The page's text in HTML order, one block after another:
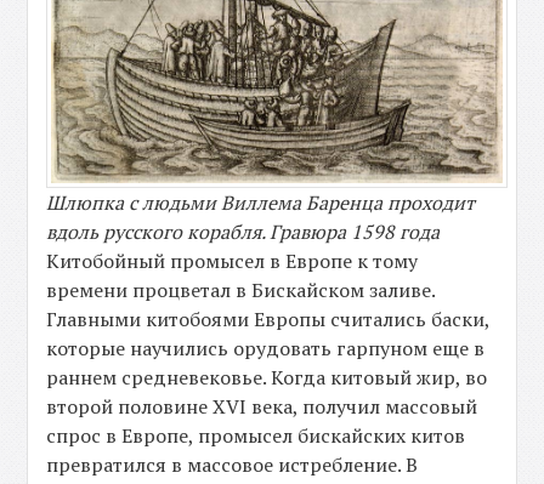
Шлюпка с людьми Виллема Баренца проходит
вдоль русского корабля. Гравюра 1598 года
Китобойный промысел в Европе к тому
времени процветал в Бискайском заливе.
Главными китобоями Европы считались баски,
которые научились орудовать гарпуном еще в
раннем средневековье. Когда китовый жир, во
второй половине XVI века, получил массовый
спрос в Европе, промысел бискайских китов
превратился в массовое истребление. В